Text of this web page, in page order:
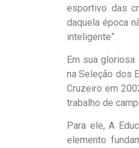
esportivo das
daquela época
inteligente”.
Em sua gloriosa
na Seleção dos
Cruzeiro em
trabalho de
Para ele, A
elemento